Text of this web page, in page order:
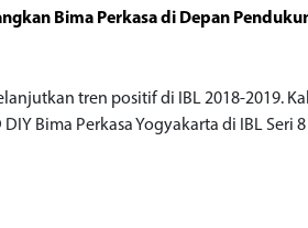
Bima Perkasa di Depan
tren positif di IBL 2018-2019.
Bima Perkasa Yogyakarta di IBL Seri